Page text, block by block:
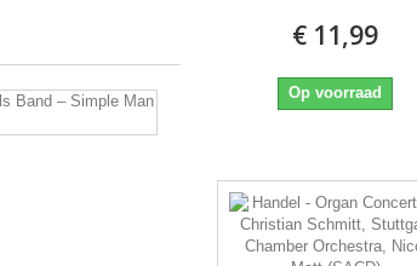
Simple
(Cassette)
€ 11,99
Op voorraad